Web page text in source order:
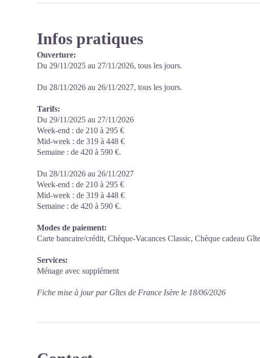
Infos pratiques
Ouverture:
Du 29/11/2025 au 27/11/2026, tous les jours.
Du 28/11/2026 au 26/11/2027, tous les jours.
Tarifs:
Du 29/11/2025 au 27/11/2026
Week-end : de 210 à 295 €
Mid-week : de 319 à 448 €
Semaine : de 420 à 590 €.
Du 28/11/2026 au 26/11/2027
Week-end : de 210 à 295 €
Mid-week : de 319 à 448 €
Semaine : de 420 à 590 €.
Modes de paiement:
Carte bancaire/crédit, Chèque-Vacances Classic, Chèque cadeau
Services:
Ménage avec supplément
Fiche mise à jour par Gîtes de France Isère le 18/06/2026